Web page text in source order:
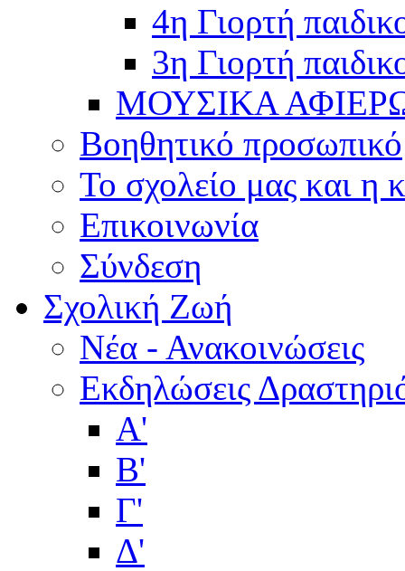
4η Γιορτή
3η Γιορτή
ΜΟΥΣΙΚΑ
Βοηθητικό προσωπικό
Το σχολείο μας και η
Επικοινωνία
Σύνδεση
Σχολική Ζωή
Νέα - Ανακοινώσεις
Εκδηλώσεις
Α'
Β'
Γ'
Δ'